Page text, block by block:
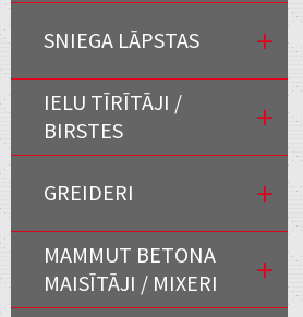
SNIEGA LĀPSTAS
IELU TĪRĪTĀJI /
BIRSTES
GREIDERI
MAMMUT BETONA
MAISĪTĀJI / MIXERI